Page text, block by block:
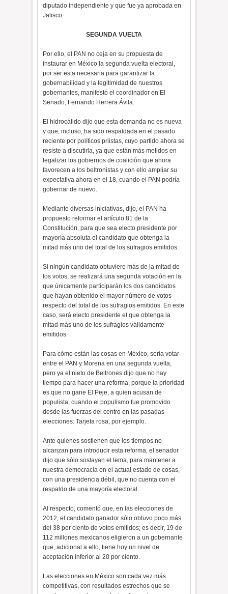
diputado independiente y que fue ya aprobada en
Jalisco.
SEGUNDA VUELTA
Por ello, el PAN no ceja en su propuesta de
instaurar en México la segunda vuelta electoral,
por ser esta necesaria para garantizar la
gobernabilidad y la legitimidad de nuestros
gobernantes, manifestó el coordinador en El
Senado, Fernando Herrera Ávila.
El hidrocálido dijo que esta demanda no es nueva
y que, incluso, ha sido respaldada en el pasado
reciente por políticos priistas, cuyo partido ahora se
resiste a discutirla, ya que están más metidos en
legalizar los gobiernos de coalición que ahora
favorecen a los beltronistas y con ello ampliar su
expectativa ahora en el 18, cuando el PAN podría
gobernar de nuevo.
Mediante diversas iniciativas, dijo, el PAN ha
propuesto reformar el artículo 81 de la
Constitución, para que sea electo presidente por
mayoría absoluta el candidato que obtenga la
mitad más uno del total de los sufragios emitidos.
Si ningún candidato obtuviere más de la mitad de
los votos, se realizará una segunda votación en la
que únicamente participarán los dos candidatos
que hayan obtenido el mayor número de votos
respecto del total de los sufragios emitidos. En este
caso, será electo presidente el que obtenga la
mitad más uno de los sufragios válidamente
emitidos.
Para cómo están las cosas en México, sería votar
entre el PAN y Morena en una segunda vuelta,
pero ya el nieto de Beltrones dijo que no hay
tiempo para hacer una reforma, porque la prioridad
es que no gane El Peje, a quien acusan de
populista, cuando el populismo fue promovido
desde las fuerzas del centro en las pasadas
elecciones: Tarjeta rosa, por ejemplo.
Ante quienes sostienen que los tiempos no
alcanzan para introducir esta reforma, el senador
dijo que sólo soslayan el tema, para mantener a
nuestra democracia en el actual estado de cosas,
con una presidencia débil, que no cuenta con el
respaldo de una mayoría electoral.
Al respecto, comentó que, en las elecciones de
2012, el candidato ganador sólo obtuvo poco más
del 38 por ciento de votos emitidos; es decir, 19 de
112 millones mexicanos eligieron a un gobernante
que, adicional a ello, tiene hoy un nivel de
aceptación inferior al 20 por ciento.
Las elecciones en México son cada vez más
competitivas, con resultados estrechos que se